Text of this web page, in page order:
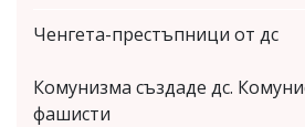
Ченгета-престъпници от дс
Комунизма създаде дс.
фашисти